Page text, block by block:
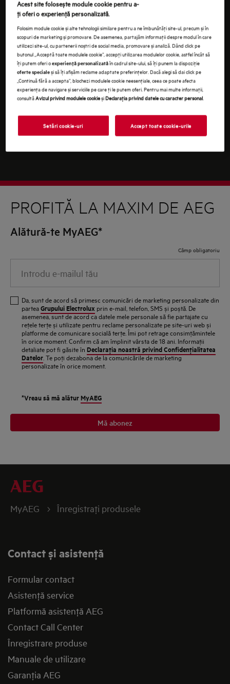
Pentru informaţii despre modul în care prelucrăm
datele tale cu caracter personal, te rugăm să consulţi
declaraţia noastră privindprotecţia Datelor.
PROFITĂ LA MAXIM DE AEG
Alătură-te MyAEG*
Câmp obligatoriu
Da, sunt de acord să primesc comunicări de marketing personalizate din
parteaGrupului Electrolux prin e-mail, telefon, SMS și poștă. De
asemenea, sunt de acord ca datele mele personale să fie partajate cu
reţele terţe și utilizate pentru reclame personalizate pe site-uri web și
platforme de comunicare socială terţe. Îmi pot retrage consimţămintele
în orice moment. Confirm că am împlinit vârsta de 18 ani. Informaţii
detaliate pot fi găsite în Declaraţia noastră privind Confidenţialitatea
Datelor . Te poţi dezabona de la comunicările de marketing
personalizate în orice moment.
*Vreau să mă alătur MyAEG
Mă abonez
MyAEG Înregistraţi produsele
Contact și asistenţă
Formular contact
Asistenţă service
Platformă asistenţă AEG
Contact Call Center
Înregistrare produse
Manuale de utilizare
Garanţia AEG
Acest site folosește module cookie pentru a-
ţi oferi o experienţă personalizată.
Folosim module cookie și alte tehnologii similare pentru a ne îmbunătăţi site-ul, precum și în
scopuri de marketing și promovare. De asemenea, partajăm informaţii despre modul în care
utilizezi site-ul, cu partenerii noștri de social media, promovare și analiză. Dând click pe
butonul „Acceptă toate modulele cookie”, accepţi utilizarea modulelor cookie, astfel încât să
îţi putem oferi oexperienţă personalizatăîn cadrul site-ului, să îţi punem la dispoziţie
oferte specialeși să îţi afișăm reclame adaptate preferinţelor. Dacă alegi să dai click pe
„Continuă fără a accepta”, blochezi modulele cookie neesenţiale, ceea ce poate afecta
experienţa de navigare și serviciile pe care ţi le putem oferi. Pentru mai multe informaţii,
consultăAvizul privind modulele cookieșiDeclaraţia privind datele cu caracter personal.
Setări cookie-uri Accept toate cookie-urile